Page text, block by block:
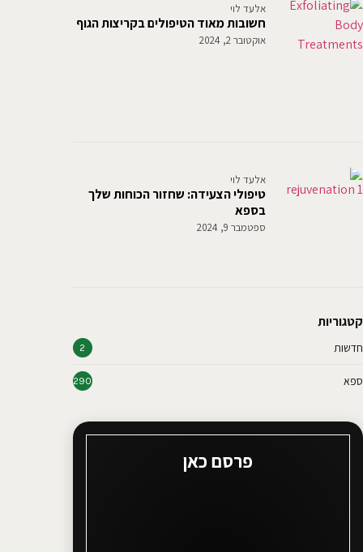
חשובות מאוד הטיפולים בקריצות הגוף
אלעד לוי
אוקטובר 2, 2024
טיפולי הצעידה: שחזור הכוחות שלך
בספא
אלעד לוי
ספטמבר 9, 2024
קטגוריות
חדשות 2
ספא 290
פרסם כאן